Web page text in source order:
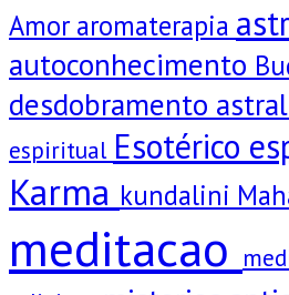
Amoraromaterapia
autoconhecimento
desdobramento astral
espiritual Esotérico
Karma kundalini
meditacao